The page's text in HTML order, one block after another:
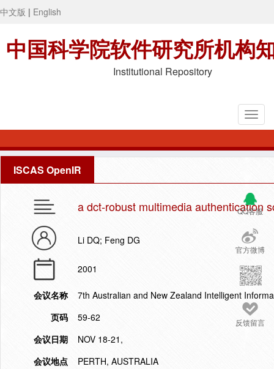
中文版 | English
中国科学院软件研究所机构
Institutional Repository
ISCAS OpenIR
QQ客服
官方微博
反馈留言
a dct-robust multimedia authentication
Li DQ; Feng DG
2001
会议名称
7th Australian and New Zealand Intelligent
页码
59-62
会议日期
NOV 18-21,
会议地点
PERTH, AUSTRALIA